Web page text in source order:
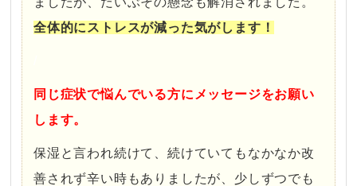
全体的にストレスが減った気がします！
同じ症状で悩んでいる方にメッセージをお願い
します。
保湿と言われ続けて、続けていてもなかなか改
善されず辛い時もありましたが、少しずつでも